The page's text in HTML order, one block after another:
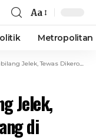
Aa
Metropolitan
Dikeroyok Dua Orang di Banyumas
Jelek,
di